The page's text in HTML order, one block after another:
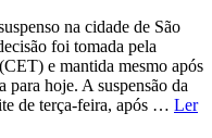
na cidade de São
foi tomada pela
e mantida mesmo após
para hoje. A suspensão da
de terça-feira, após … Ler